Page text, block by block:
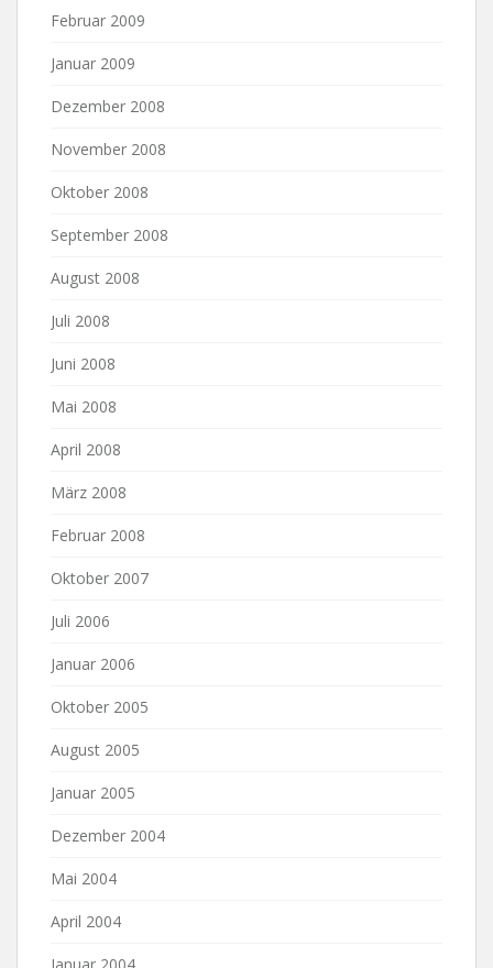
Februar 2009
Januar 2009
Dezember 2008
November 2008
Oktober 2008
September 2008
August 2008
Juli 2008
Juni 2008
Mai 2008
April 2008
März 2008
Februar 2008
Oktober 2007
Juli 2006
Januar 2006
Oktober 2005
August 2005
Januar 2005
Dezember 2004
Mai 2004
April 2004